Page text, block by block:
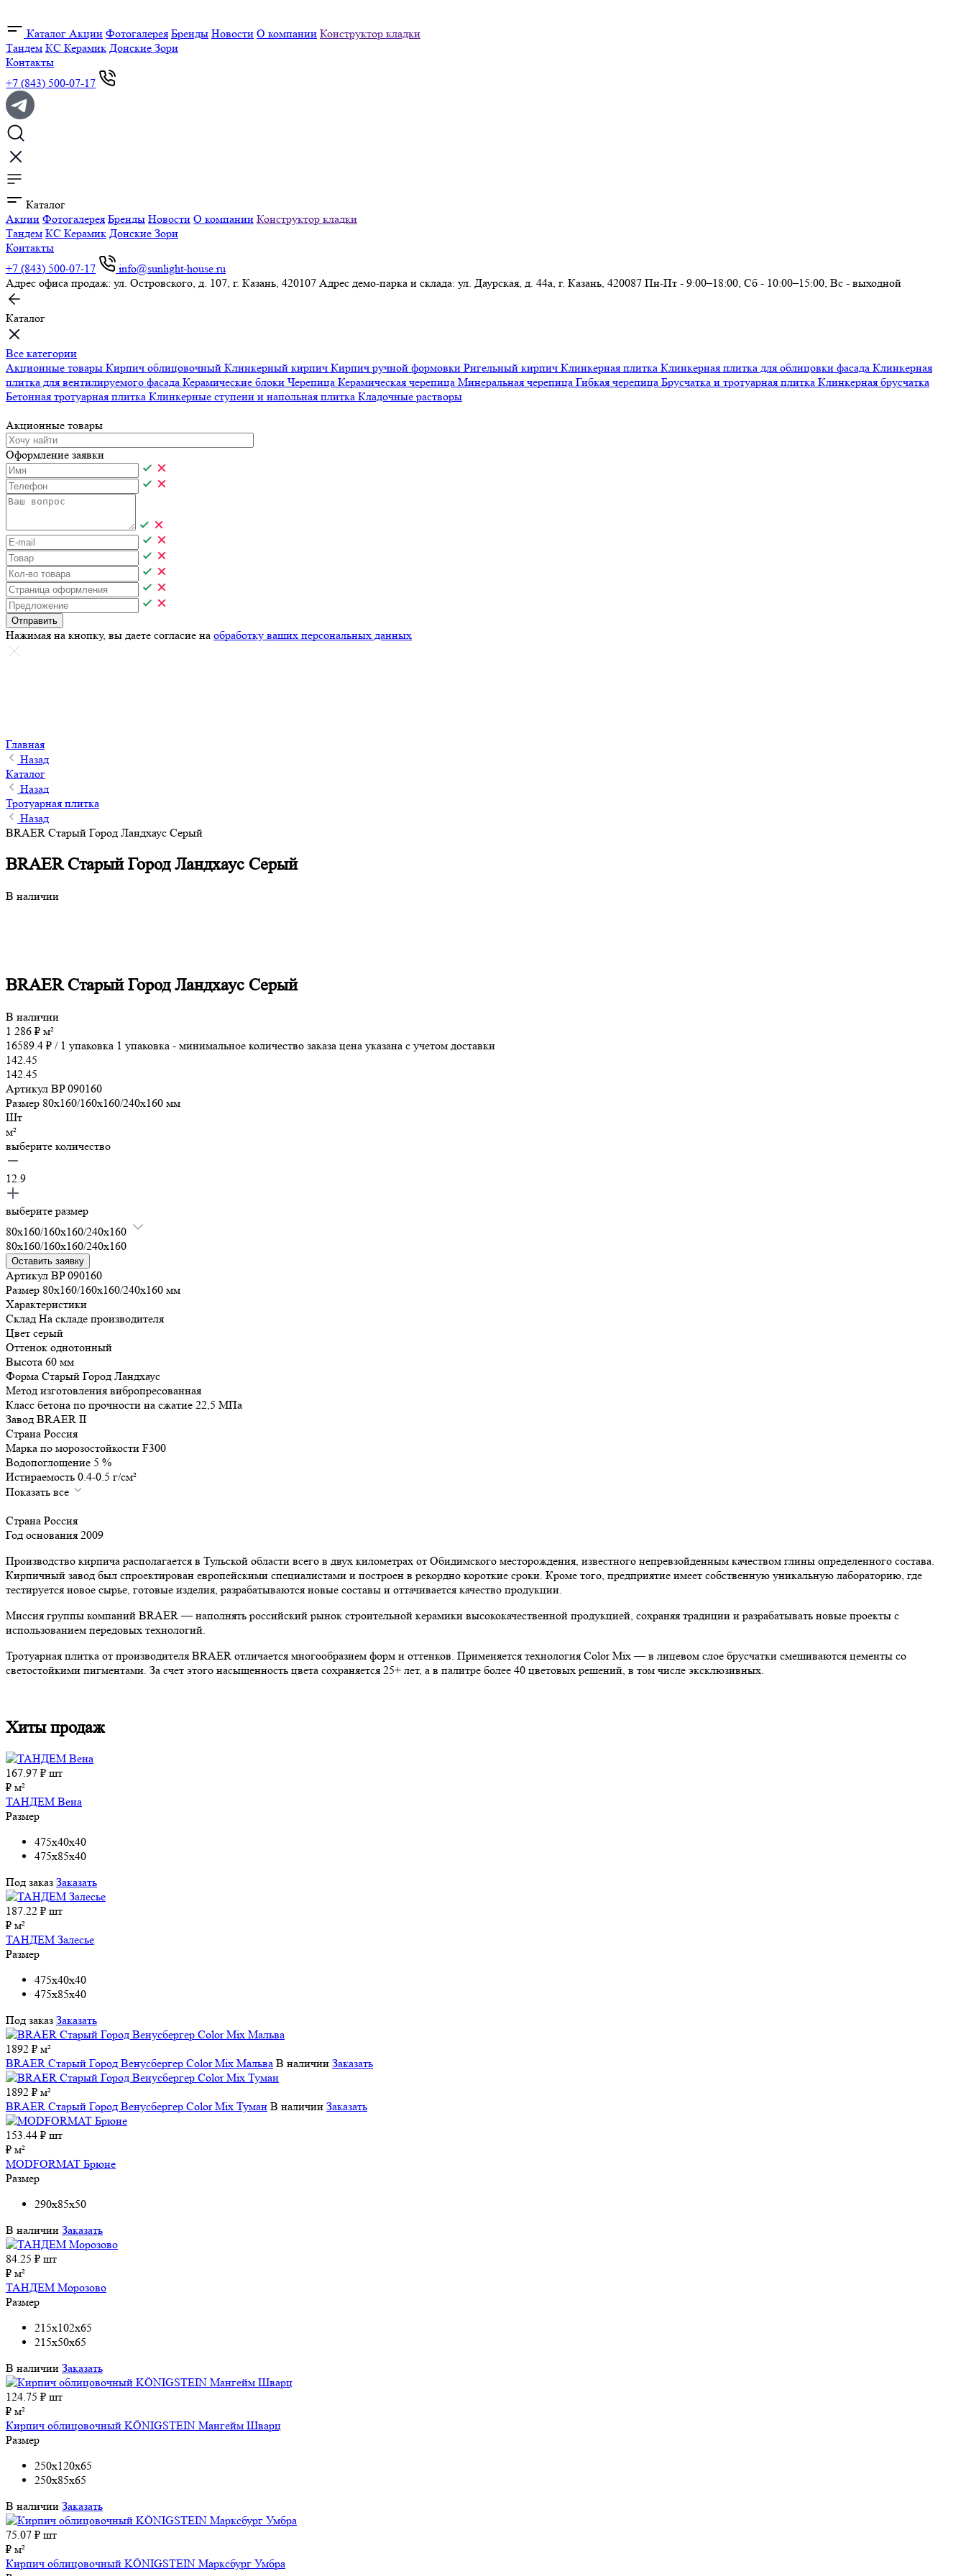
Каталог Акции Фотогалерея Бренды Новости О компании Конструктор кладки
Тандем КС Керамик Донские Зори
Контакты
+7 (843) 500-07-17
Каталог
Акции Фотогалерея Бренды Новости О компании Конструктор кладки
Тандем КС Керамик Донские Зори
Контакты
+7 (843) 500-07-17
info@sunlight-house.ru
Адрес офиса продаж: ул. Островского, д. 107, г. Казань, 420107 Адрес демо-парка и склада: ул. Даурская, д. 44а, г. Казань, 420087 Пн-Пт - 9:00–18:00, Сб - 10:00–15:00, Вс - выходной
Каталог
Все категории
Акционные товары Кирпич облицовочный Клинкерный кирпич Кирпич ручной формовки Ригельный кирпич Клинкерная плитка Клинкерная плитка для облицовки фасада Клинкерная
плитка для вентилируемого фасада Керамические блоки Черепица Керамическая черепица Минеральная черепица Гибкая черепица Брусчатка и тротуарная плитка Клинкерная брусчатка
Бетонная тротуарная плитка Клинкерные ступени и напольная плитка Кладочные растворы
Акционные товары
Оформление заявки
Отправить
Нажимая на кнопку, вы даете согласие на обработку ваших персональных данных
Главная
Назад
Каталог
Назад
Тротуарная плитка
Назад
BRAER Старый Город Ландхаус Серый
BRAER Старый Город Ландхаус Серый
В наличии
BRAER Старый Город Ландхаус Серый
В наличии
1 286 ₽ м²
16589.4 ₽ / 1 упаковка 1 упаковка - минимальное количество заказа цена указана с учетом доставки
142.45
142.45
Артикул BP 090160
Размер 80x160/160x160/240x160 мм
Шт
м²
выберите количество
12.9
выберите размер
80x160/160x160/240x160
80x160/160x160/240x160
Оставить заявку
Артикул BP 090160
Размер 80x160/160x160/240x160 мм
Характеристики
Склад На складе производителя
Цвет серый
Оттенок однотонный
Высота 60 мм
Форма Старый Город Ландхаус
Метод изготовления вибропресованная
Класс бетона по прочности на сжатие 22,5 МПа
Завод BRAER II
Страна Россия
Марка по морозостойкости F300
Водопоглощение 5 %
Истираемость 0.4-0.5 г/см²
Показать все
Страна Россия
Год основания 2009
Производство кирпича располагается в Тульской области всего в двух километрах от Обидимского месторождения, известного непревзойденным качеством глины определенного состава.
Кирпичный завод был спроектирован европейскими специалистами и построен в рекордно короткие сроки. Кроме того, предприятие имеет собственную уникальную лабораторию, где
тестируется новое сырье, готовые изделия, разрабатываются новые составы и оттачивается качество продукции.
Миссия группы компаний BRAER — наполнять российский рынок строительной керамики высококачественной продукцией, сохраняя традиции и разрабатывать новые проекты с
использованием передовых технологий.
Тротуарная плитка от производителя BRAER отличается многообразием форм и оттенков. Применяется технология Color Mix — в лицевом слое брусчатки смешиваются цементы со
светостойкими пигментами. За счет этого насыщенность цвета сохраняется 25+ лет, а в палитре более 40 цветовых решений, в том числе эксклюзивных.
Хиты продаж
167.97 ₽ шт
₽ м²
ТАНДЕМ Вена
Размер
475x40x40
475x85x40
Под заказ Заказать
187.22 ₽ шт
₽ м²
ТАНДЕМ Залесье
Размер
475x40x40
475x85x40
Под заказ Заказать
1892 ₽ м²
BRAER Старый Город Венусбергер Color Mix Мальва В наличии Заказать
1892 ₽ м²
BRAER Старый Город Венусбергер Color Mix Туман В наличии Заказать
153.44 ₽ шт
₽ м²
MODFORMAT Брюне
Размер
290x85x50
В наличии Заказать
84.25 ₽ шт
₽ м²
ТАНДЕМ Морозово
Размер
215x102x65
215x50x65
В наличии Заказать
124.75 ₽ шт
₽ м²
Кирпич облицовочный KÖNIGSTEIN Мангейм Шварц
Размер
250x120x65
250x85x65
В наличии Заказать
75.07 ₽ шт
₽ м²
Кирпич облицовочный KÖNIGSTEIN Марксбург Умбра